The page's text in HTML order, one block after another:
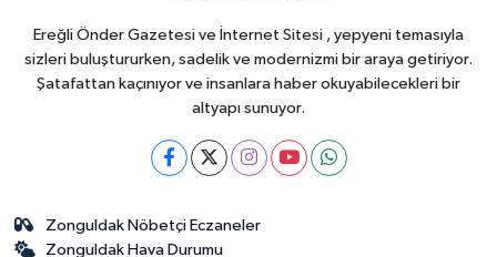
Ereğli Önder Gazetesi ve İnternet Sitesi , yepyeni temasıyla
sizleri buluştururken, sadelik ve modernizmi bir araya getiriyor.
Şatafattan kaçınıyor ve insanlara haber okuyabilecekleri bir
altyapı sunuyor.
Zonguldak Nöbetçi Eczaneler
Zonguldak Hava Durumu